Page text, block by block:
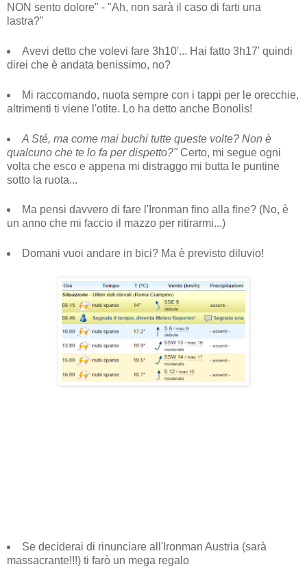
NON sento dolore" - "Ah, non sarà il caso di farti una
lastra?"
Avevi detto che volevi fare 3h10'... Hai fatto 3h17' quindi
direi che è andata benissimo, no?
Mi raccomando, nuota sempre con i tappi per le orecchie,
altrimenti ti viene l'otite. Lo ha detto anche Bonolis!
A Sté, ma come mai buchi tutte queste volte? Non è
qualcuno che te lo fa per dispetto?" Certo, mi segue ogni
volta che esco e appena mi distraggo mi butta le puntine
sotto la ruota...
Ma pensi davvero di fare l'Ironman fino alla fine? (No, è
un anno che mi faccio il mazzo per ritirarmi...)
Domani vuoi andare in bici? Ma è previsto diluvio!
Se deciderai di rinunciare all'Ironman Austria (sarà
massacrante!!!) ti farò un mega regalo